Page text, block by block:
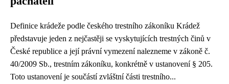
Definice krádeže podle českého trestního zákoníku Krádež
představuje jeden z nejčastěji se vyskytujících trestných činů v
České republice a její právní vymezení nalezneme v zákoně č.
40/2009 Sb., trestním zákoníku, konkrétně v ustanovení § 205.
Toto ustanovení je součástí zvláštní části trestního...